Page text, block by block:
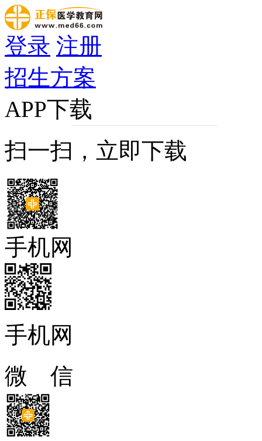
登录 注册
招生方案
APP下载
扫一扫，立即下载
手机网
手机网
微 信